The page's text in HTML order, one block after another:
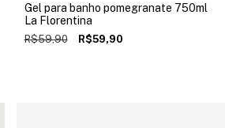
Gel para banho pomegranate 750ml
La Florentina
R$59,90 R$59,90